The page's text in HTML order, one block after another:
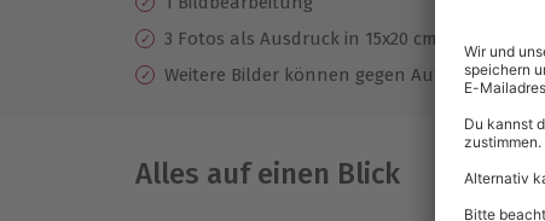
3 Fotos als Ausdruck in 15x20 cm (1x
Weitere Bilder können gegen Aufpreis
Alles auf einen Blick